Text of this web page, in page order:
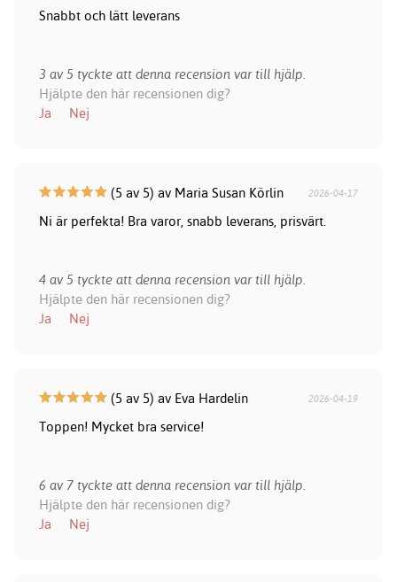
Snabbt och lätt leverans
3 av 5 tyckte att denna recension var till hjälp.
Hjälpte den här recensionen dig?
Ja
Nej
(5 av 5) av Maria Susan Körlin 2026-04-17
Ni är perfekta! Bra varor, snabb leverans, prisvärt.
4 av 5 tyckte att denna recension var till hjälp.
Hjälpte den här recensionen dig?
Ja
Nej
(5 av 5) av Eva Hardelin 2026-04-19
Toppen! Mycket bra service!
6 av 7 tyckte att denna recension var till hjälp.
Hjälpte den här recensionen dig?
Ja
Nej